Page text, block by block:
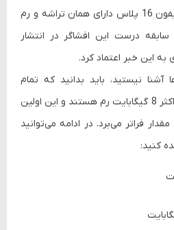
کرده، چراکه در نسل قبلی، آیفون 16 پلاس دارای همان تراشه و رم
درست این افشاگر در انتشار
به این خبر اعتماد کرد.
آشنا نیستید، باید بدانید که تمام
مدل‌های آیفون 16 دارای حداکثر 8 گیگابایت رم هستند و این اولین
فراتر می‌برد. در ادامه می‌توانید
کنید: